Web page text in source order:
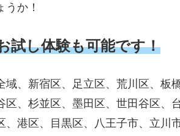
うか！
試し体験も可能です！
域、新宿区、足立区、荒川区、板
区、杉並区、墨田区、世田谷区、
、港区、目黒区、八王子市、立川